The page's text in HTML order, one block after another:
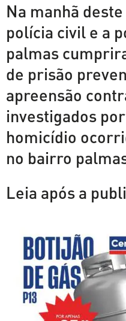
Na manhã
polícia civil e a
palmas
de prisão
apreensão
investigados
homicídio
no bairro
Leia após a